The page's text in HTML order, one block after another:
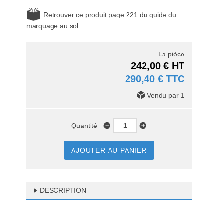
Retrouver ce produit page 221 du guide du
marquage au sol
La pièce
242,00 € HT
290,40 € TTC
Vendu par 1
Quantité
AJOUTER AU PANIER
DESCRIPTION